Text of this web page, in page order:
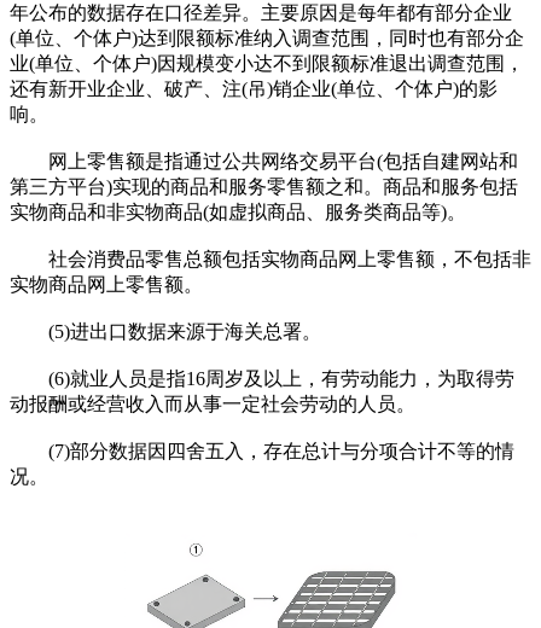
年公布的数据存在口径差异。主要原因是每年都有部分企业
(单位、个体户)达到限额标准纳入调查范围，同时也有部分企
业(单位、个体户)因规模变小达不到限额标准退出调查范围，
还有新开业企业、破产、注(吊)销企业(单位、个体户)的影
响。
网上零售额是指通过公共网络交易平台(包括自建网站和
第三方平台)实现的商品和服务零售额之和。商品和服务包括
实物商品和非实物商品(如虚拟商品、服务类商品等)。
社会消费品零售总额包括实物商品网上零售额，不包括非
实物商品网上零售额。
(5)进出口数据来源于海关总署。
(6)就业人员是指16周岁及以上，有劳动能力，为取得劳
动报酬或经营收入而从事一定社会劳动的人员。
(7)部分数据因四舍五入，存在总计与分项合计不等的情
况。